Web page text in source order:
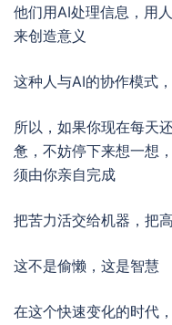
他们用AI处理信息，用
来创造意义
这种人与AI的协作模式
所以，如果你现在每天
惫，不妨停下来想一想
须由你亲自完成
把苦力活交给机器，把
这不是偷懒，这是智慧
在这个快速变化的时代